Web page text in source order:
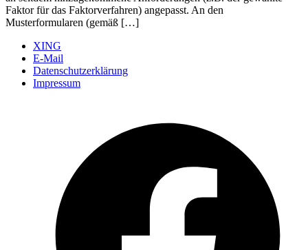
Faktor für das Faktorverfahren) angepasst. An den
Musterformularen (gemäß […]
XING
E-Mail
Datenschutzerklärung
Impressum